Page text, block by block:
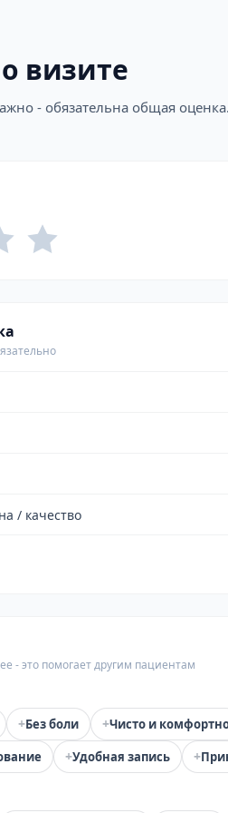
визите
- обязательна общая
/ качество
- это помогает другим пациентам
+Без боли +Чисто и
+Удобная запись +